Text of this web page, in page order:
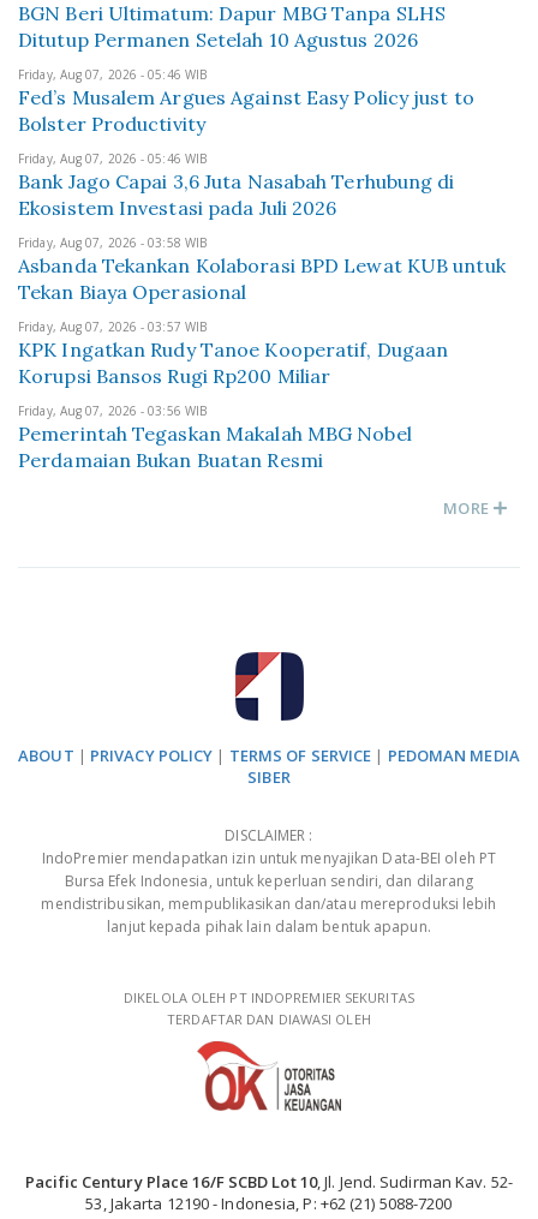
BGN Beri Ultimatum: Dapur MBG Tanpa SLHS
Ditutup Permanen Setelah 10 Agustus 2026
Friday, Aug 07, 2026 - 05:46 WIB
Fed’s Musalem Argues Against Easy Policy just to
Bolster Productivity
Friday, Aug 07, 2026 - 05:46 WIB
Bank Jago Capai 3,6 Juta Nasabah Terhubung di
Ekosistem Investasi pada Juli 2026
Friday, Aug 07, 2026 - 03:58 WIB
Asbanda Tekankan Kolaborasi BPD Lewat KUB untuk
Tekan Biaya Operasional
Friday, Aug 07, 2026 - 03:57 WIB
KPK Ingatkan Rudy Tanoe Kooperatif, Dugaan
Korupsi Bansos Rugi Rp200 Miliar
Friday, Aug 07, 2026 - 03:56 WIB
Pemerintah Tegaskan Makalah MBG Nobel
Perdamaian Bukan Buatan Resmi
MORE
ABOUT | PRIVACY POLICY | TERMS OF SERVICE | PEDOMAN MEDIA
SIBER
DISCLAIMER :
IndoPremier mendapatkan izin untuk menyajikan Data-BEI oleh PT
Bursa Efek Indonesia, untuk keperluan sendiri, dan dilarang
mendistribusikan, mempublikasikan dan/atau mereproduksi lebih
lanjut kepada pihak lain dalam bentuk apapun.
DIKELOLA OLEH PT INDOPREMIER SEKURITAS
TERDAFTAR DAN DIAWASI OLEH
Pacific Century Place 16/F SCBD Lot 10, Jl. Jend. Sudirman Kav. 52-
53, Jakarta 12190 - Indonesia, P: +62 (21) 5088-7200